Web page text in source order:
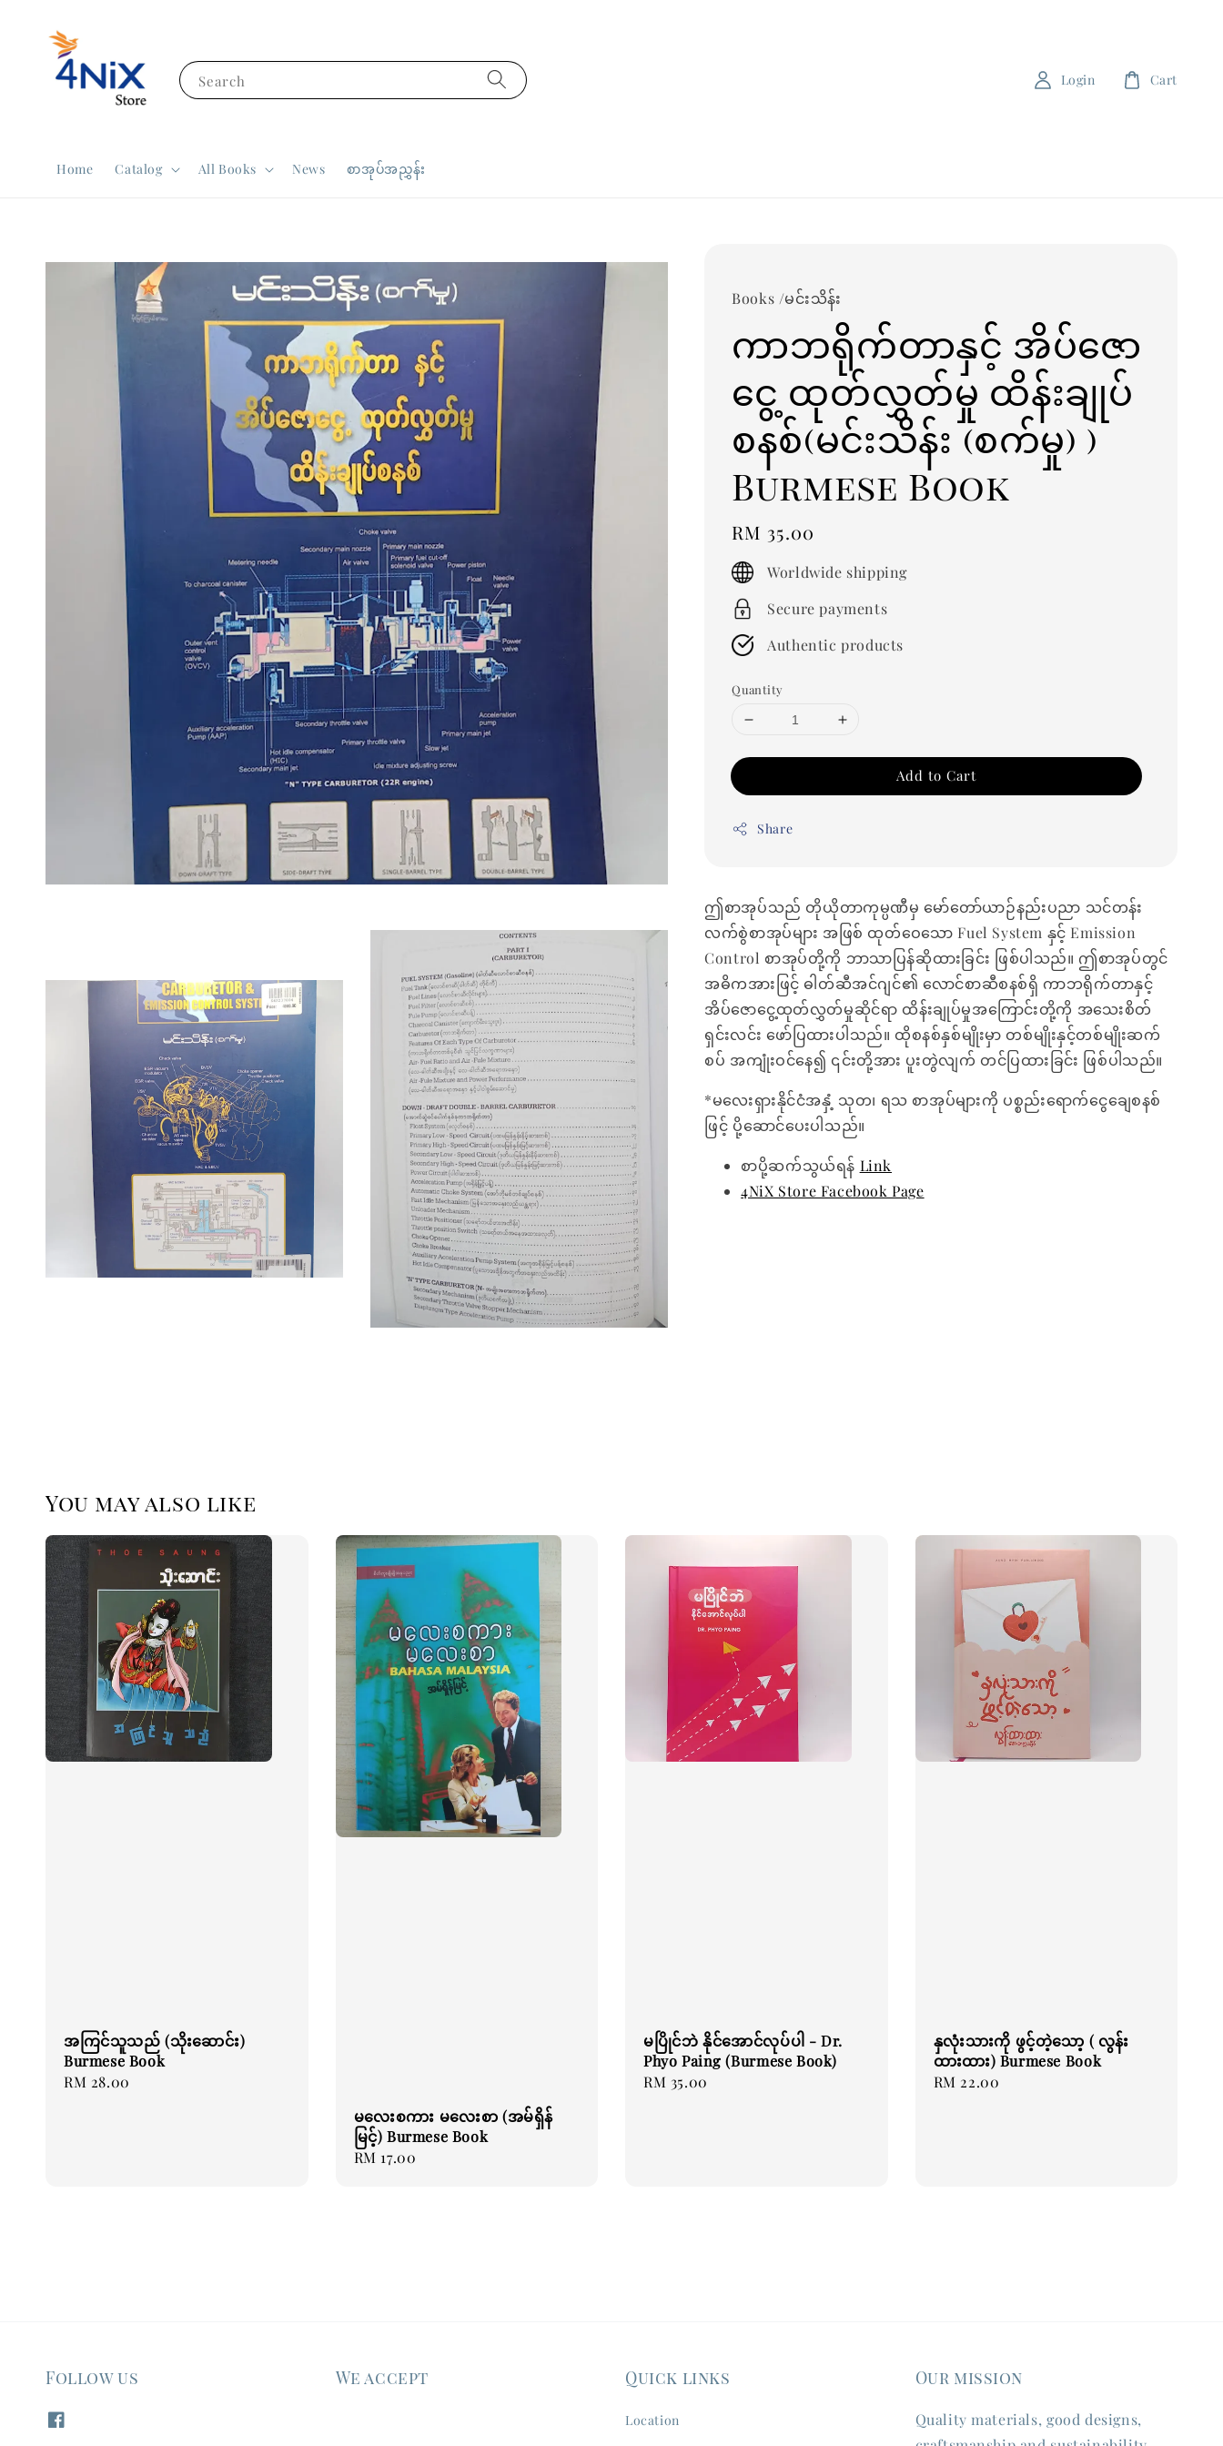
Search
Home Catalog All Books News စာအုပ်အညွှန်း
Login Cart
Books /မင်းသိန်း
ကာဘရိုက်တာနှင့် အိပ်ဇော
ငွေ့ ထုတ်လွှတ်မှု ထိန်းချုပ်
စနစ်(မင်းသိန်း (စက်မှု) )
Burmese Book
Regular
price
RM 35.00
Worldwide shipping
Secure payments
Authentic products
Quantity
Add to Cart
Share
ဤစာအုပ်သည် တိုယိုတာကုမ္ပဏီမှ မော်တော်ယာဉ်နည်းပညာ သင်တန်း
လက်စွဲစာအုပ်များ အဖြစ် ထုတ်ဝေသော Fuel System နှင့် Emission
Control စာအုပ်တို့ကို ဘာသာပြန်ဆိုထားခြင်း ဖြစ်ပါသည်။ ဤစာအုပ်တွင်
အဓိကအားဖြင့် ဓါတ်ဆီအင်ဂျင်၏ လောင်စာဆီစနစ်ရှိ ကာဘရိုက်တာနှင့်
အိပ်ဇောငွေ့ထုတ်လွှတ်မှုဆိုင်ရာ ထိန်းချုပ်မှုအကြောင်းတို့ကို အသေးစိတ်
ရှင်းလင်း ဖော်ပြထားပါသည်။ ထိုစနစ်နှစ်မျိုးမှာ တစ်မျိုးနှင့်တစ်မျိုးဆက်
စပ် အကျုံးဝင်နေ၍ ၎င်းတို့အား ပူးတွဲလျက် တင်ပြထားခြင်း ဖြစ်ပါသည်။
*မလေးရှားနိုင်ငံအနှံ့ သုတ၊ ရသ စာအုပ်များကို ပစ္စည်းရောက်ငွေချေစနစ်
ဖြင့် ပို့ဆောင်ပေးပါသည်။
စာပို့ဆက်သွယ်ရန် Link
4NiX Store Facebook Page
You may also like
အကြင်သူသည် (သိုးဆောင်း)
Burmese Book
Regular
RM 28.00
မလေးစကား မလေးစာ (အမ်ရှိန်
မြင့်) Burmese Book
Regular
RM 17.00
မပြိုင်ဘဲ နိုင်အောင်လုပ်ပါ - Dr.
Phyo Paing (Burmese Book)
Regular
RM 35.00
နှလုံးသားကို ဖွင့်တဲ့သော့ ( လွန်း
ထားထား) Burmese Book
Regular
RM 22.00
Follow us We accept Quick links
Location
Our mission
Quality materials, good designs,